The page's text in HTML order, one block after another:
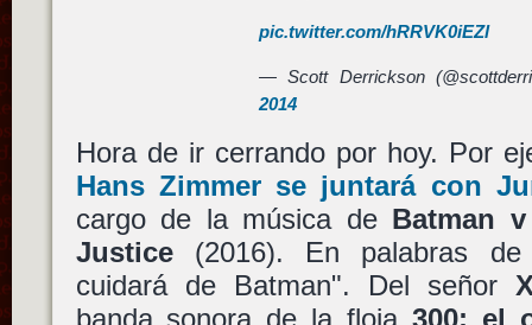
pic.twitter.com/hRRVK0iEZl
— Scott Derrickson
2014
Hora de ir cerrando por hoy. Por
Hans Zimmerse juntará con
cargo de la música de Batman
Justice(2016). En palabras
cuidará de Batman". Del señor
banda sonora de la floja300: el